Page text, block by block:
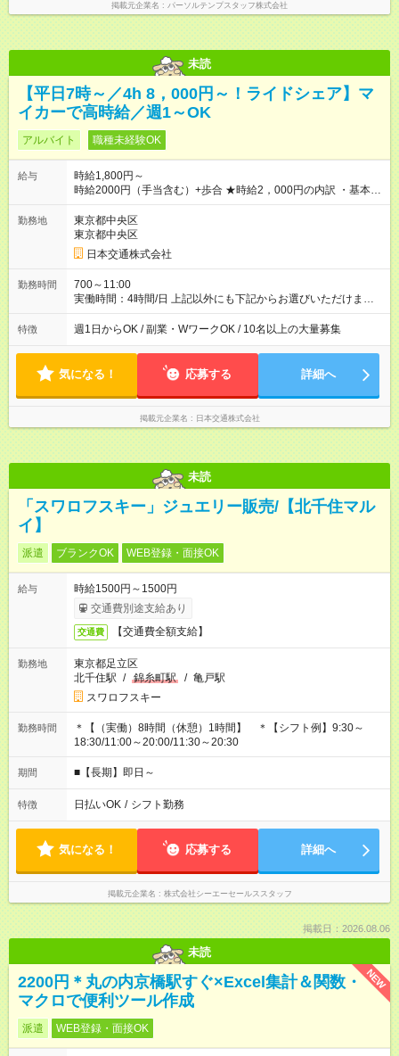
掲載元企業名 パーソルテンプスタッフ株式会社
未読
【平日7時～／4h 8，000円～！ライドシェア】マ
イカーで高時給／週1～OK
アルバイト 職種未経験OK
給与
時給1,800円～
時給2000円（手当含む）+歩合 ★時給2，000円の内訳 ・基本時
給：1，400円 ・燃料手当：300円 ・通信手当：100円 ・特別手
当：200円 ※ ※特別手当200円は期間限定の金額です。（2026
年10月15日まで） それ以降は変更となる可能性があります。
───────────────── ■研修について 営業所にて入社手続
き・ドラレコの設定・研修などを10時間行います。 ◆ 研修中の
す。 【試用期間】試用期間あり 試用期間の長さ：5ヶ月 ※ 雇用
形態と給与に、本採用時と異なる部分があります。 雇用形態：
最初の10時間で研修が行われ、研修（10時間）中は、時給1，
250円となります。 研修終了後、給与は本採用時と同様に時給
勤務地
東京都中央区
東京都中央区
日本交通株式会社
勤務時間
700～11:00
実働時間：4時間/日 上記以外にも下記からお選びいただけま
す。 【勤務時間】 日曜 10:00~14:00 平日 7:00～11:00 金
曜 16:00～20:00、0:30～4:30（日付変わった土曜日深夜） 土
あり 【勤務日数】 週1日から可 MAX 週4日まで
特徴 週1日からOK / 副業・WワークOK / 10名以上の大量募集
気になる！ 応募する 詳細へ
掲載元企業名 日本交通株式会社
未読
「スワロフスキー」ジュエリー販売/【北千住マル
イ】
派遣 ブランクOK WEB登録・面接OK
給与
時給1500円～1500円
交通費別途支給あり
交通費 【交通費全額支給】
勤務地
東京都足立区
北千住駅 / 錦糸町駅 / 亀戸駅
スワロフスキー
勤務時間
＊【（実働）8時間（休憩）1時間】 ＊【シフト例】9:30～
18:30/11:00～20:00/11:30～20:30
期間 ■【長期】即日～
特徴 日払いOK / シフト勤務
気になる！ 応募する 詳細へ
掲載元企業名 株式会社シーエーセールススタッフ
掲載日：2026.08.06
未読
NEW
2200円＊丸の内京橋駅すぐ×Excel集計＆関数・
マクロで便利ツール作成
派遣 WEB登録・面接OK